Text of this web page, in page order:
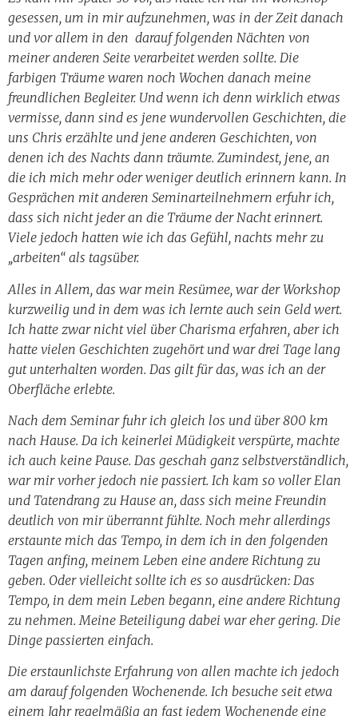
gesessen, um in mir aufzunehmen, was in der Zeit danach
und vor allem in den darauf folgenden Nächten von
meiner anderen Seite verarbeitet werden sollte. Die
farbigen Träume waren noch Wochen danach meine
freundlichen Begleiter. Und wenn ich denn wirklich etwas
vermisse, dann sind es jene wundervollen Geschichten, die
uns Chris erzählte und jene anderen Geschichten, von
denen ich des Nachts dann träumte. Zumindest, jene, an
die ich mich mehr oder weniger deutlich erinnern kann. In
Gesprächen mit anderen Seminarteilnehmern erfuhr ich,
dass sich nicht jeder an die Träume der Nacht erinnert.
Viele jedoch hatten wie ich das Gefühl, nachts mehr zu
„arbeiten“ als tagsüber.
Alles in Allem, das war mein Resümee, war der Workshop
kurzweilig und in dem was ich lernte auch sein Geld wert.
Ich hatte zwar nicht viel über Charisma erfahren, aber ich
hatte vielen Geschichten zugehört und war drei Tage lang
gut unterhalten worden. Das gilt für das, was ich an der
Oberfläche erlebte.
Nach dem Seminar fuhr ich gleich los und über 800 km
nach Hause. Da ich keinerlei Müdigkeit verspürte, machte
ich auch keine Pause. Das geschah ganz selbstverständlich,
war mir vorher jedoch nie passiert. Ich kam so voller Elan
und Tatendrang zu Hause an, dass sich meine Freundin
deutlich von mir überrannt fühlte. Noch mehr allerdings
erstaunte mich das Tempo, in dem ich in den folgenden
Tagen anfing, meinem Leben eine andere Richtung zu
geben. Oder vielleicht sollte ich es so ausdrücken: Das
Tempo, in dem mein Leben begann, eine andere Richtung
zu nehmen. Meine Beteiligung dabei war eher gering. Die
Dinge passierten einfach.
Die erstaunlichste Erfahrung von allen machte ich jedoch
am darauf folgenden Wochenende. Ich besuche seit etwa
einem Jahr regelmäßig an fast jedem Wochenende eine